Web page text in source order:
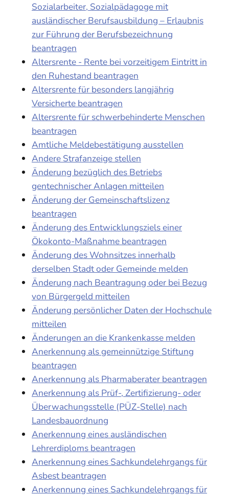
Sozialarbeiter, Sozialpädagoge mit
ausländischer Berufsausbildung – Erlaubnis
zur Führung der Berufsbezeichnung
beantragen
Altersrente - Rente bei vorzeitigem Eintritt in
den Ruhestand beantragen
Altersrente für besonders langjährig
Versicherte beantragen
Altersrente für schwerbehinderte Menschen
beantragen
Amtliche Meldebestätigung ausstellen
Andere Strafanzeige stellen
Änderung bezüglich des Betriebs
gentechnischer Anlagen mitteilen
Änderung der Gemeinschaftslizenz
beantragen
Änderung des Entwicklungsziels einer
Ökokonto-Maßnahme beantragen
Änderung des Wohnsitzes innerhalb
derselben Stadt oder Gemeinde melden
Änderung nach Beantragung oder bei Bezug
von Bürgergeld mitteilen
Änderung persönlicher Daten der Hochschule
mitteilen
Änderungen an die Krankenkasse melden
Anerkennung als gemeinnützige Stiftung
beantragen
Anerkennung als Pharmaberater beantragen
Anerkennung als Prüf-, Zertifizierung- oder
Überwachungsstelle (PÜZ-Stelle) nach
Landesbauordnung
Anerkennung eines ausländischen
Lehrerdiploms beantragen
Anerkennung eines Sachkundelehrgangs für
Asbest beantragen
Anerkennung eines Sachkundelehrgangs für